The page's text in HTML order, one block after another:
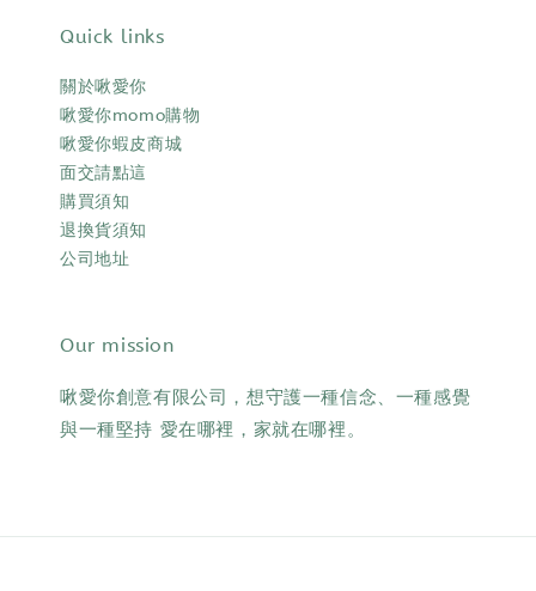
Quick links
關於啾愛你
啾愛你momo購物
啾愛你蝦皮商城
面交請點這
購買須知
退換貨須知
公司地址
Our mission
啾愛你創意有限公司，想守護一種信念、一種感覺
與一種堅持 愛在哪裡，家就在哪裡。